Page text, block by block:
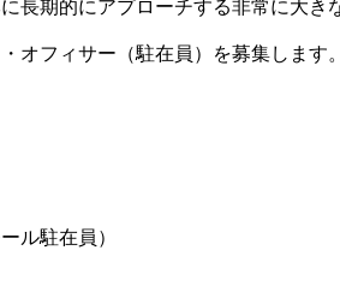
長期的にアプローチする非常に大き
オフィサー（駐在員）を募集しま
ル駐在員）